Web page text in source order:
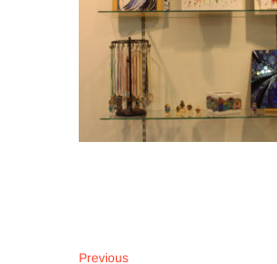
PreviousPrevious